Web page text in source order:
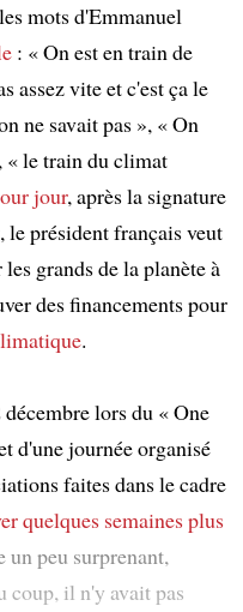
mots d'Emmanuel
: « On est en train de
assez vite et c'est ça le
ne savait pas », « On
« le train du climat
jour, après la signature
président français veut
grands de la planète à
des financements pour
.
lors du « One
d'une journée organisé
faites dans le cadre
quelques semaines plus
peu surprenant,
coup, il n'y avait pas